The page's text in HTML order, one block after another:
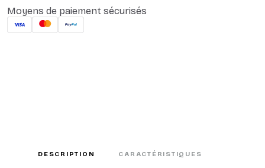
Moyens de paiement sécurisés
DESCRIPTION CARACTÉRISTIQUES